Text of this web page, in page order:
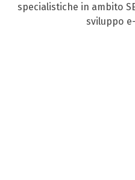
specialistiche in ambito
sviluppo